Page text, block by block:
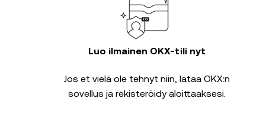
Luo ilmainen OKX-tili nyt
Jos et vielä ole tehnyt niin, lataa OKX:n
sovellus ja rekisteröidy aloittaaksesi.